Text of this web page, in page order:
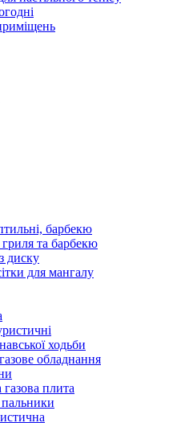
барбекю
та барбекю
диску
для мангалу
ходьби
обладнання
плита